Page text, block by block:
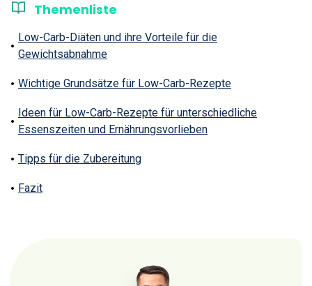
Themenliste
Low-Carb-Diäten und ihre Vorteile für die
Gewichtsabnahme
Wichtige Grundsätze für Low-Carb-Rezepte
Ideen für Low-Carb-Rezepte für unterschiedliche
Essenszeiten und Ernährungsvorlieben
Tipps für die Zubereitung
Fazit